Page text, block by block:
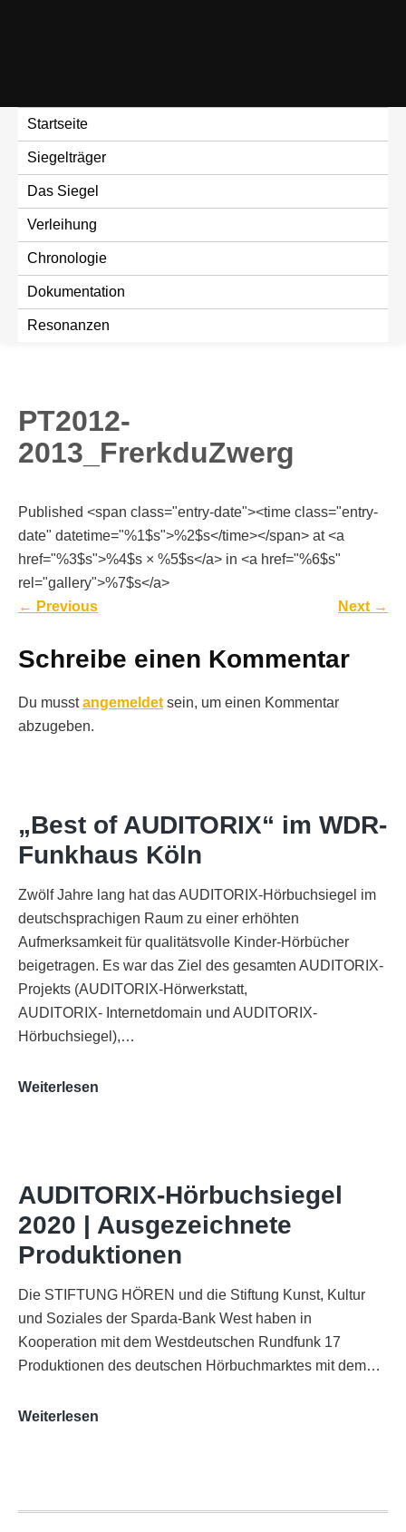
Startseite
Siegelträger
Das Siegel
Verleihung
Chronologie
Dokumentation
Resonanzen
PT2012-
2013_FrerkduZwerg
Published <span class="entry-date"><time class="entry-
date" datetime="%1$s">%2$s</time></span> at <a
href="%3$s">%4$s × %5$s</a> in <a href="%6$s"
rel="gallery">%7$s</a>
← Previous Next →
Schreibe einen Kommentar
Du musstangemeldet sein, um einen Kommentar
abzugeben.
„Best of AUDITORIX“ im WDR-
Funkhaus Köln
Zwölf Jahre lang hat das AUDITORIX-Hörbuchsiegel im
deutschsprachigen Raum zu einer erhöhten
Aufmerksamkeit für qualitätsvolle Kinder-Hörbücher
beigetragen. Es war das Ziel des gesamten AUDITORIX-
Projekts (AUDITORIX-Hörwerkstatt,
AUDITORIX- Internetdomain und AUDITORIX-
Hörbuchsiegel),…
Weiterlesen
Funkhaus
Köln
AUDITORIX-Hörbuchsiegel
2020 | Ausgezeichnete
Produktionen
Die STIFTUNG HÖREN und die Stiftung Kunst, Kultur
und Soziales der Sparda-Bank West haben in
Kooperation mit dem Westdeutschen Rundfunk 17
Produktionen des deutschen Hörbuchmarktes mit dem…
Weiterlesen
Ausgezeichnete